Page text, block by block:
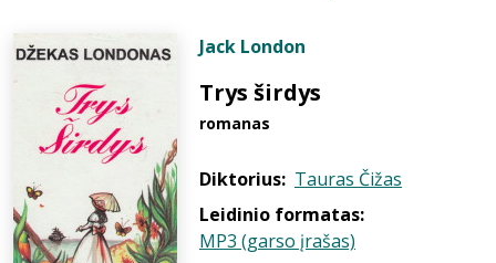
Jack London
Trys širdys
romanas
Diktorius: Tauras Čižas
Leidinio formatas:
MP3 (garso įrašas)